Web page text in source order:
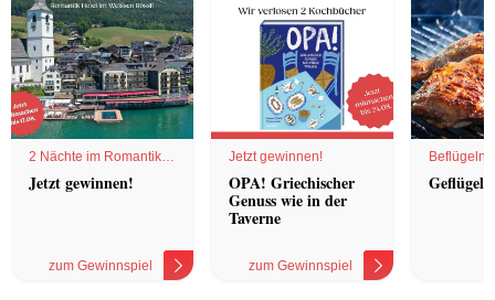
2 Nächte im Romantik
Hotel
Jetzt gewinnen!
zum Gewinnspiel
Jetzt gewinnen!
OPA! Griechischer
Genuss wie in der
Taverne
zum Gewinnspiel
Geflügel